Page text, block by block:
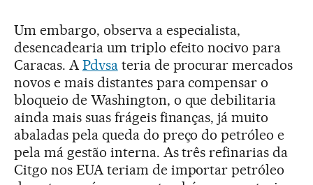
Um embargo, observa a especialista,
desencadearia um triplo efeito nocivo para
Caracas. APdvsateria de procurar mercados
novos e mais distantes para compensar o
bloqueio de Washington, o que debilitaria
ainda mais suas frágeis finanças, já muito
abaladas pela queda do preço do petróleo e
pela má gestão interna. As três refinarias da
Citgo nos EUA teriam de importar petróleo